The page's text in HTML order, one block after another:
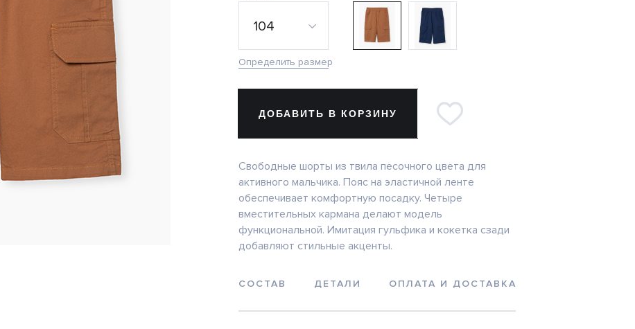
104
Определить размер
ДОБАВИТЬ В КОРЗИНУ
Свободные шорты из твила песочного цвета для
активного мальчика. Пояс на эластичной ленте
обеспечивает комфортную посадку. Четыре
вместительных кармана делают модель
функциональной. Имитация гульфика и кокетка сзади
добавляют стильные акценты.
СОСТАВ ДЕТАЛИ ОПЛАТА И ДОСТАВКА